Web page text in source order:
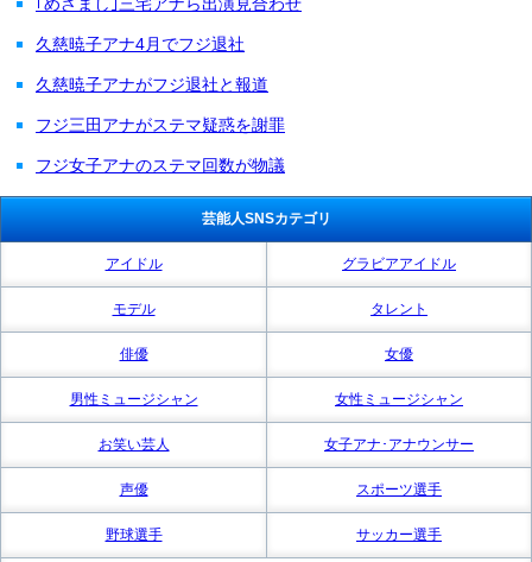
久慈暁子アナ4月でフジ退社
久慈暁子アナがフジ退社と報道
フジ三田アナがステマ疑惑を謝罪
フジ女子アナのステマ回数が物議
芸能人SNSカテゴリ
アイドル グラビアアイドル
モデル タレント
俳優 女優
男性ミュージシャン 女性ミュージシャン
お笑い芸人 女子アナ･アナウンサー
声優 スポーツ選手
野球選手 サッカー選手